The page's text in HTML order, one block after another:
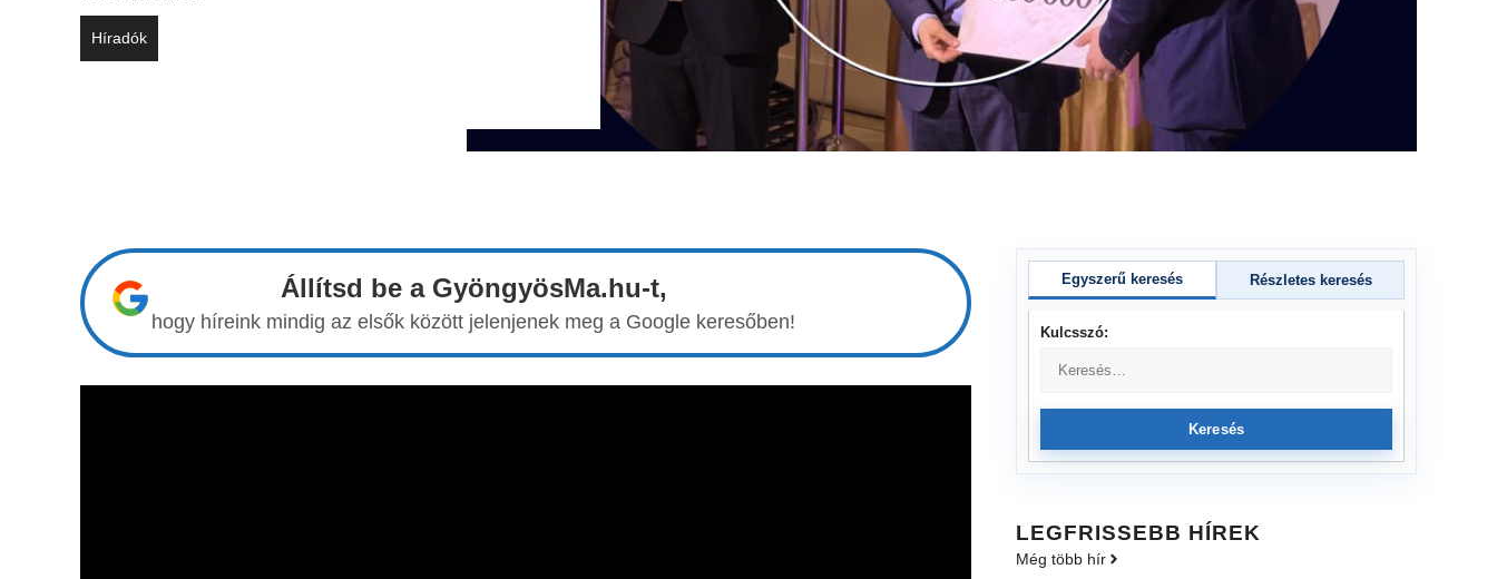
Híradók
Állítsd be a GyöngyösMa.hu-t,
hogy híreink mindig az elsők között jelenjenek meg a Google keresőben!
Egyszerű keresés Részletes keresés
Kulcsszó:
Keresés
LEGFRISSEBB HÍREK
Még több hír